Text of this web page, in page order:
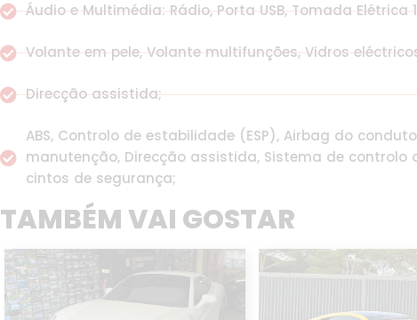
Áudio e Multimédia: Rádio, Porta USB, Tomada Elétrica
Volante em pele, Volante multifunções, Vidros
Direcção assistida;
ABS, Controlo de estabilidade (ESP), Airbag do
manutenção, Direcção assistida, Sistema de controlo
cintos de segurança;
TAMBÉM VAI GOSTAR